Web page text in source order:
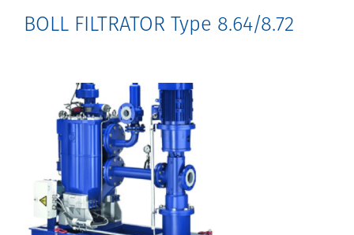
BOLL FILTRATOR Type 8.64/8.72